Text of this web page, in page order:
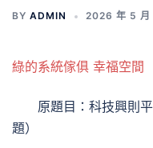
BY ADMIN 2026 年 5 月
綠的系統傢俱 幸福空間
原題目：科技興則
題）